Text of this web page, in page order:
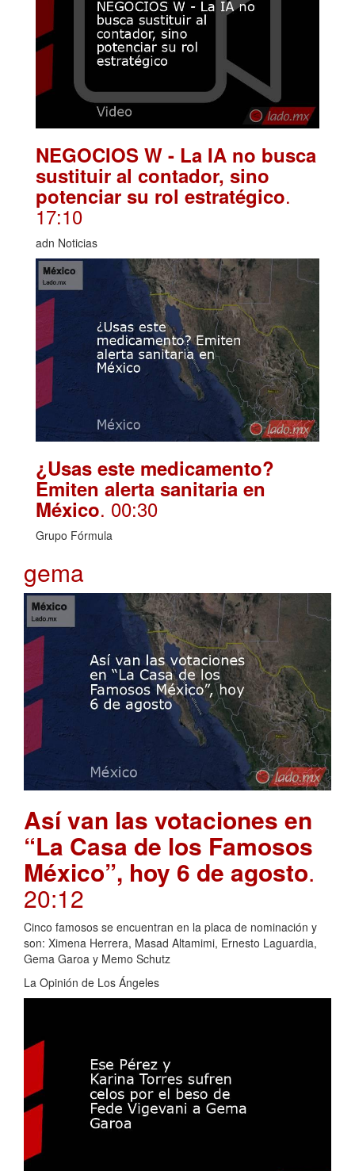
NEGOCIOS W - La IA no busca
sustituir al contador, sino
potenciar su rol estratégico.
17:10
adn Noticias
¿Usas este medicamento?
Emiten alerta sanitaria en
México. 00:30
Grupo Fórmula
gema
Así van las votaciones en
“La Casa de los Famosos
México”, hoy 6 de agosto.
20:12
Cinco famosos se encuentran en la placa de nominación y
son: Ximena Herrera, Masad Altamimi, Ernesto Laguardia,
Gema Garoa y Memo Schutz
La Opinión de Los Ángeles